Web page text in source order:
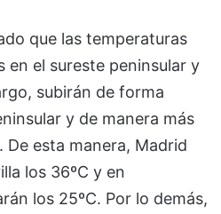
que las temperaturas
en el sureste peninsular y
subirán de forma
y de manera más
De esta manera, Madrid
los 36ºC y en
los 25ºC. Por lo demás,